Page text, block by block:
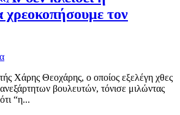
χρεοκοπήσουμε τον
Χάρης Θεοχάρης, ο οποίος εξελέγη χθες
βουλευτών, τόνισε μιλώντας
“η...